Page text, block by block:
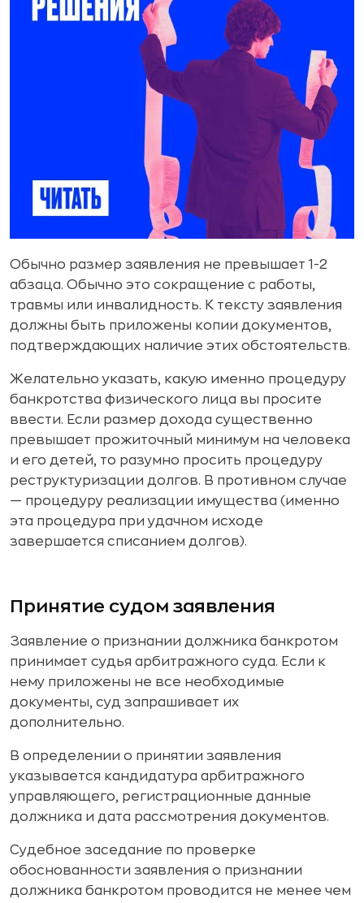
Обычно размер заявления не превышает 1-2
абзаца. Обычно это сокращение с работы,
травмы или инвалидность. К тексту заявления
должны быть приложены копии документов,
подтверждающих наличие этих обстоятельств.
Желательно указать, какую именно процедуру
банкротства физического лица вы просите
ввести. Если размер дохода существенно
превышает прожиточный минимум на человека
и его детей, то разумно просить процедуру
реструктуризации долгов. В противном случае
— процедуру реализации имущества (именно
эта процедура при удачном исходе
завершается списанием долгов).
Принятие судом заявления
Заявление о признании должника банкротом
принимает судья арбитражного суда. Если к
нему приложены не все необходимые
документы, суд запрашивает их
дополнительно.
В определении о принятии заявления
указывается кандидатура арбитражного
управляющего, регистрационные данные
должника и дата рассмотрения документов.
Судебное заседание по проверке
обоснованности заявления о признании
должника банкротом проводится не менее чем